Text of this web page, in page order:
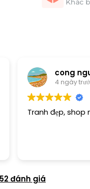
cong
4 ngày
Tranh đẹp, shop
đánh giá